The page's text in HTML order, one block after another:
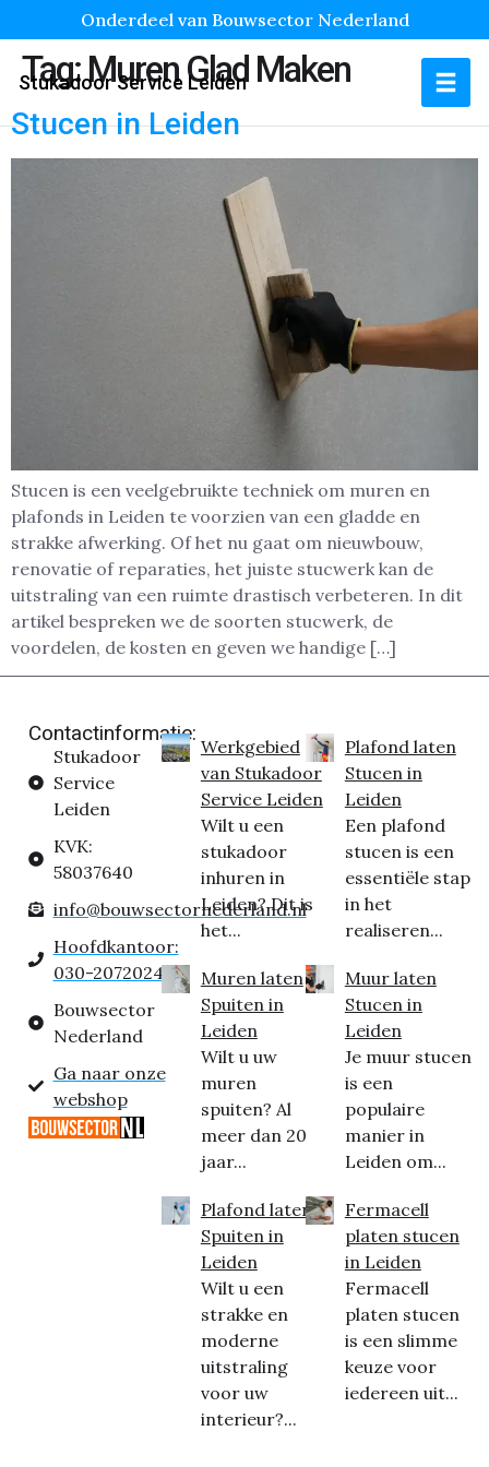
Onderdeel van Bouwsector Nederland
Stukadoor Service Leiden
Tag:Muren Glad Maken
Stucen in Leiden
Stucen is een veelgebruikte techniek om muren en
plafonds in Leiden te voorzien van een gladde en
strakke afwerking. Of het nu gaat om nieuwbouw,
renovatie of reparaties, het juiste stucwerk kan de
uitstraling van een ruimte drastisch verbeteren. In dit
artikel bespreken we de soorten stucwerk, de
voordelen, de kosten en geven we handige […]
Contactinformatie:
Stukadoor
Service
Leiden
KVK:
58037640
info@bouwsectornederland.nl
Hoofdkantoor:
030-2072024
Bouwsector
Nederland
Ga naar onze
webshop
Werkgebied
van Stukadoor
Service Leiden
Wilt u een
stukadoor
inhuren in
Leiden? Dit is
het...
Muren laten
Spuiten in
Leiden
Wilt u uw
muren
spuiten? Al
meer dan 20
jaar...
Plafond laten
Spuiten in
Leiden
Wilt u een
strakke en
moderne
uitstraling
voor uw
interieur?...
Plafond laten
Stucen in
Leiden
Een plafond
stucen is een
essentiële stap
in het
realiseren...
Muur laten
Stucen in
Leiden
Je muur stucen
is een
populaire
manier in
Leiden om...
Fermacell
platen stucen
in Leiden
Fermacell
platen stucen
is een slimme
keuze voor
iedereen uit...